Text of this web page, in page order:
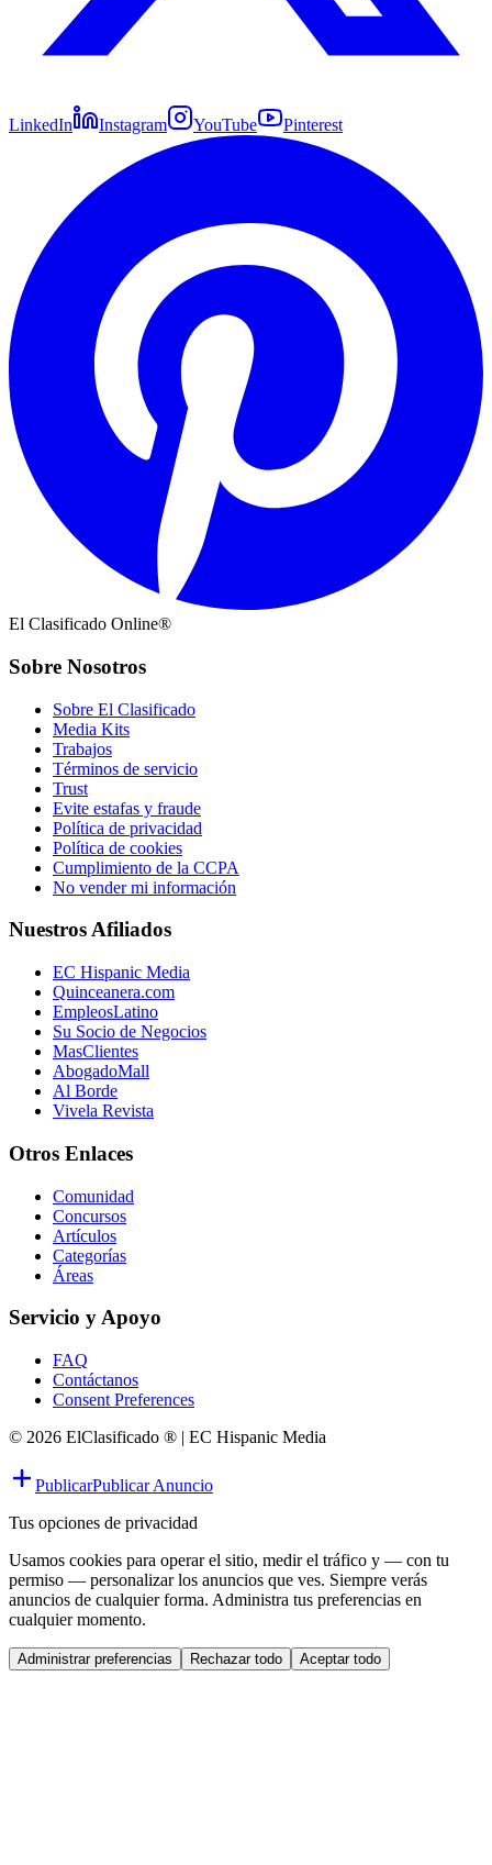
LinkedIn Instagram YouTube Pinterest
El Clasificado Online®
Sobre Nosotros
Sobre El Clasificado
Media Kits
Trabajos
Términos de servicio
Trust
Evite estafas y fraude
Política de privacidad
Política de cookies
Cumplimiento de la CCPA
No vender mi información
Nuestros Afiliados
EC Hispanic Media
Quinceanera.com
EmpleosLatino
Su Socio de Negocios
MasClientes
AbogadoMall
Al Borde
Vivela Revista
Otros Enlaces
Comunidad
Concursos
Artículos
Categorías
Áreas
Servicio y Apoyo
FAQ
Contáctanos
Consent Preferences
© 2026 ElClasificado ® | EC Hispanic Media
PublicarPublicar Anuncio
Tus opciones de privacidad
Usamos cookies para operar el sitio, medir el tráfico y — con tu
permiso — personalizar los anuncios que ves. Siempre verás
anuncios de cualquier forma. Administra tus preferencias en
cualquier momento.
Administrar preferencias Rechazar todo Aceptar todo